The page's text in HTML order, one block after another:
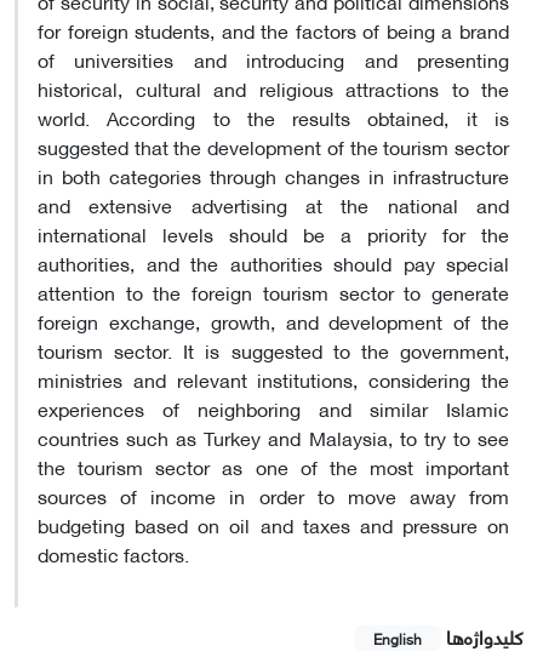
for foreign students, and the factors of being a brand
of universities and introducing and presenting
historical, cultural and religious attractions to the
world. According to the results obtained, it is
suggested that the development of the tourism sector
in both categories through changes in infrastructure
and extensive advertising at the national and
international levels should be a priority for the
authorities, and the authorities should pay special
attention to the foreign tourism sector to generate
foreign exchange, growth, and development of the
tourism sector. It is suggested to the government,
ministries and relevant institutions, considering the
experiences of neighboring and similar Islamic
countries such as Turkey and Malaysia, to try to see
the tourism sector as one of the most important
sources of income in order to move away from
budgeting based on oil and taxes and pressure on
domestic factors.
کلیدواژه‌ها English